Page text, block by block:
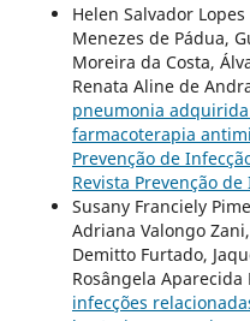
Helen Salvador
Menezes de Pádua,
Moreira da Costa,
Renata Aline de
pneumonia
farmacoterapia
Prevenção de
Revista Prevenção
Susany Franciely
Adriana Valongo
Demitto Furtado,
Rosângela Aparecida
infecções